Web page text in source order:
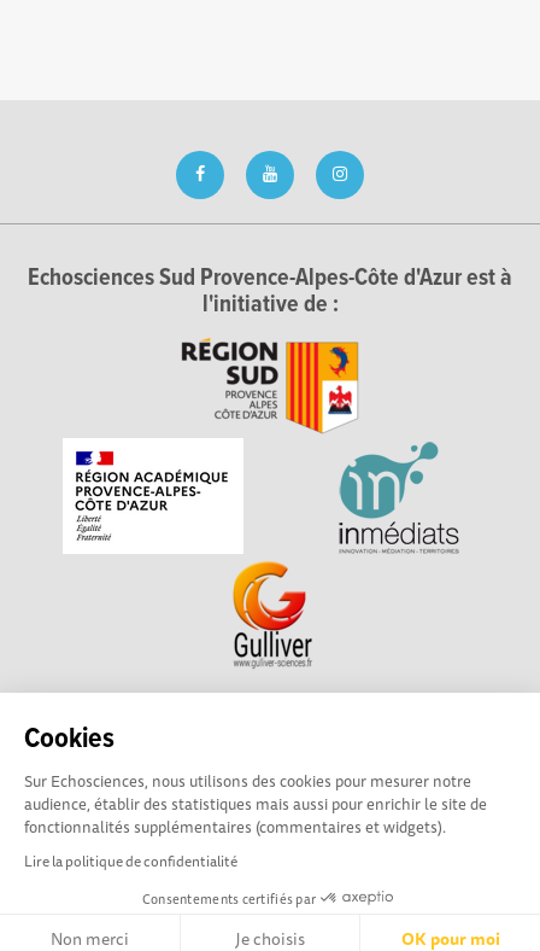
Cookies
Sur Echosciences, nous utilisons des cookies pour mesurer notre
audience, établir des statistiques mais aussi pour enrichir le site de
fonctionnalités supplémentaires (commentaires et widgets).
Lire la politique de confidentialité
Consentements certifiés par
Non merci Je choisis OK pour moi
Echosciences Sud Provence-Alpes-Côte d'Azur est à
l'initiative de :
Echosciences Sud Provence-Alpes-Côte d'Azur est à
académique pour la Recherche et l'Innovation Provence-
Alpes-Côte d'Azur. La plateforme est mise en oeuvre pour
vous parGulliver
Mentions légales|Politique de confidentialité
Ligne éditoriale